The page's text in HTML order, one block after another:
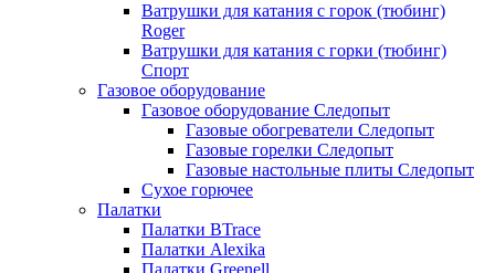
Ватрушки для катания с горок (тюбинг)
Roger
Ватрушки для катания с горки (тюбинг)
Спорт
Газовое оборудование
Газовое оборудование Следопыт
Газовые обогреватели Следопыт
Газовые горелки Следопыт
Газовые настольные плиты Следопыт
Сухое горючее
Палатки
Палатки BTrace
Палатки Alexika
Палатки Greenell